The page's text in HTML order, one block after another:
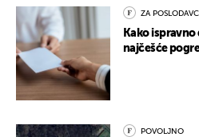
ZA
Kako
najčešće
POVOLJNO